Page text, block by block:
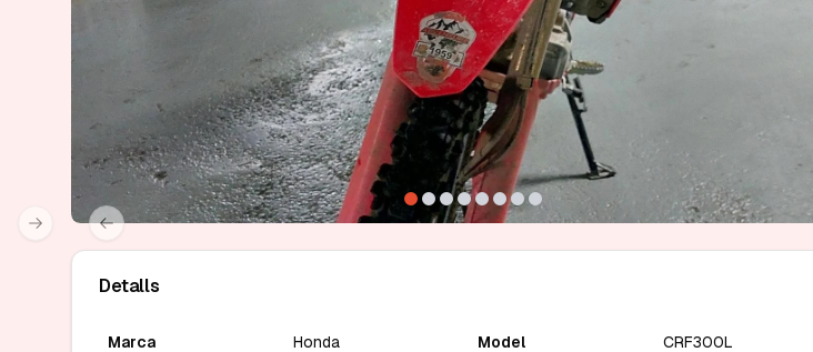
Previous slide
Next slide
Detalls
Marca Honda Model CRF300L